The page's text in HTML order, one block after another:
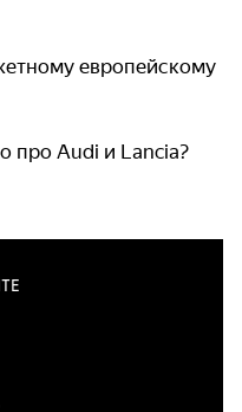
европейскому
про Audi и Lancia?